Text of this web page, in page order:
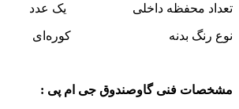
تعداد محفظه داخلی یک عدد
نوع رنگ بدنه کوره‌ای
مشخصات فنی گاوصندوق جی ام پی :